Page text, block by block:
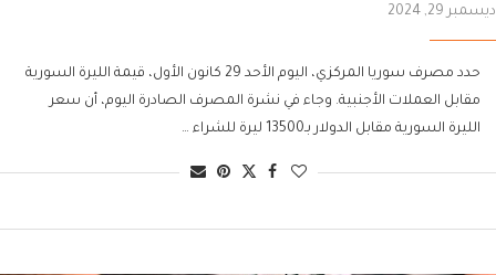
ديسمبر 29, 2024
حدد مصرف سوريا المركزي، اليوم الأحد 29 كانون الأول، قيمة الليرة السورية
مقابل العملات الأجنبية. وجاء في نشرة المصرف الصادرة اليوم، أن سعر
الليرة السورية مقابل الدولار بـ13500 ليرة للشراء …